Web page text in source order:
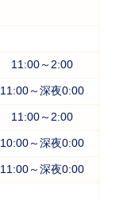
11:00～2:00
11:00～深夜0:00
11:00～2:00
10:00～深夜0:00
11:00～深夜0:00